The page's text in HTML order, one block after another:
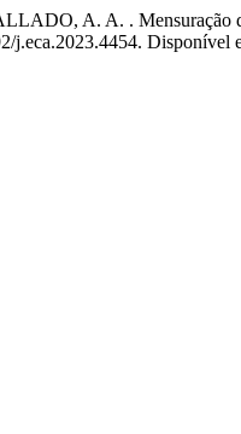
A. A. . Mensuração de
Disponível